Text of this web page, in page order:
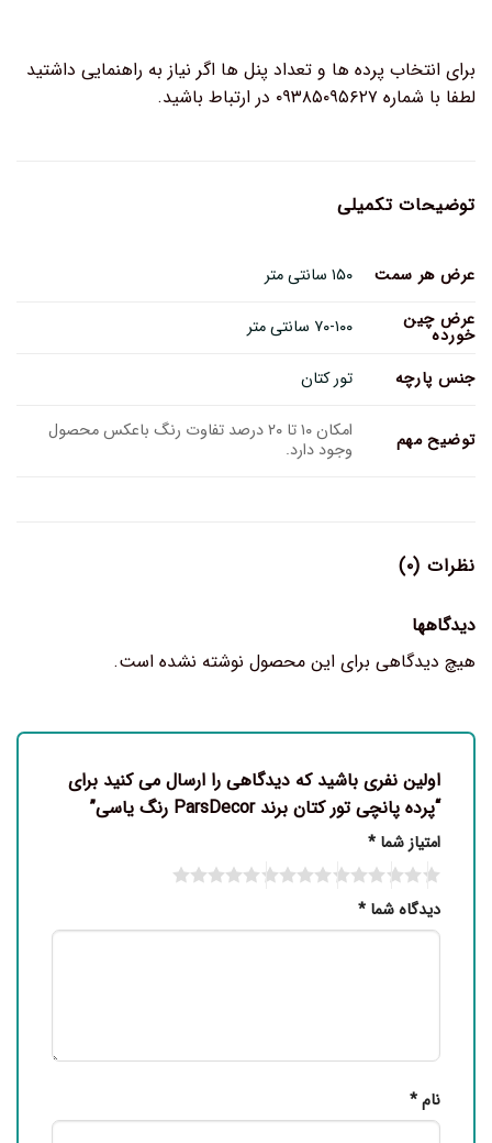
برای انتخاب پرده ها و تعداد پنل ها اگر نیاز به راهنمایی داشتید
لطفا با شماره ۰۹۳۸۵۰۹۵۶۲۷ در ارتباط باشید.
توضیحات تکمیلی
عرض هر سمت
۱۵۰ سانتی متر
عرض چین
خورده ۷۰-۱۰۰ سانتی متر
جنس پارچه تور کتان
توضیح مهم امکان ۱۰ تا ۲۰ درصد تفاوت رنگ باعکس محصول
وجود دارد.
نظرات (۰)
دیدگاهها
هیچ دیدگاهی برای این محصول نوشته نشده است.
اولین نفری باشید که دیدگاهی را ارسال می کنید برای
“پرده پانچی تور کتان برند ParsDecor رنگ یاسی”
امتیاز شما *
دیدگاه شما *
نام*